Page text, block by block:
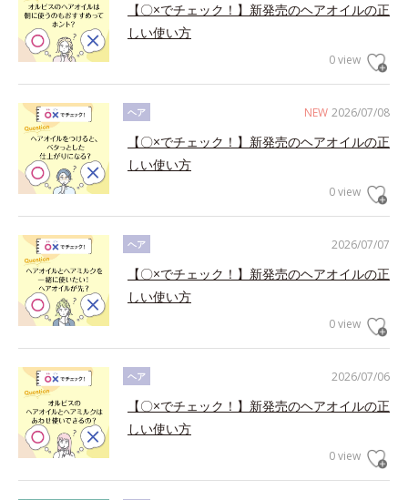
【〇×でチェック！】新発売のヘアオイルの正
しい使い方
0 view
NEW 2026/07/08
ヘア
【〇×でチェック！】新発売のヘアオイルの正
しい使い方
0 view
2026/07/07
ヘア
【〇×でチェック！】新発売のヘアオイルの正
しい使い方
0 view
2026/07/06
ヘア
【〇×でチェック！】新発売のヘアオイルの正
しい使い方
0 view